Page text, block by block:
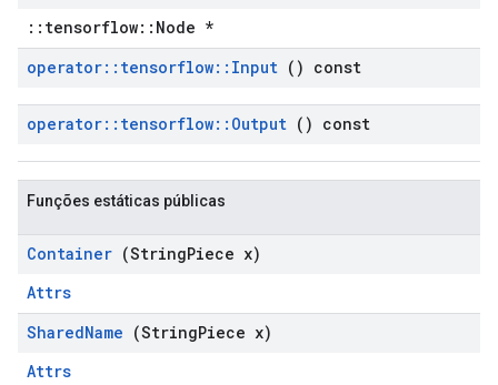
::tensorflow::Node *
operator:: tensorflow:: Input () const
operator:: tensorflow:: Output () const
Funções estáticas públicas
Container (StringPiece x)
Attrs
SharedName (StringPiece x)
Attrs